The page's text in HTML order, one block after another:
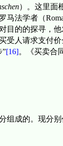
）。这里面
马法学者（
目的的探寻，
受人请求支付
”[16]。
《买卖合
组成的。现分